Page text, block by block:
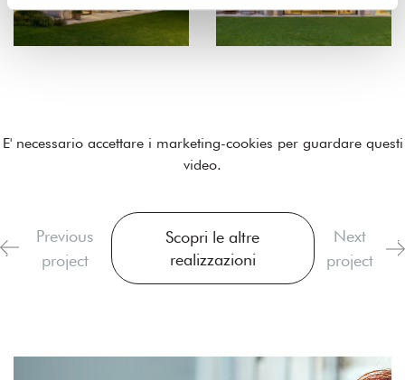
E' necessario accettare i marketing-cookies per guardare questi
video.
Previous
project
Scopri le altre
realizzazioni
Next
project